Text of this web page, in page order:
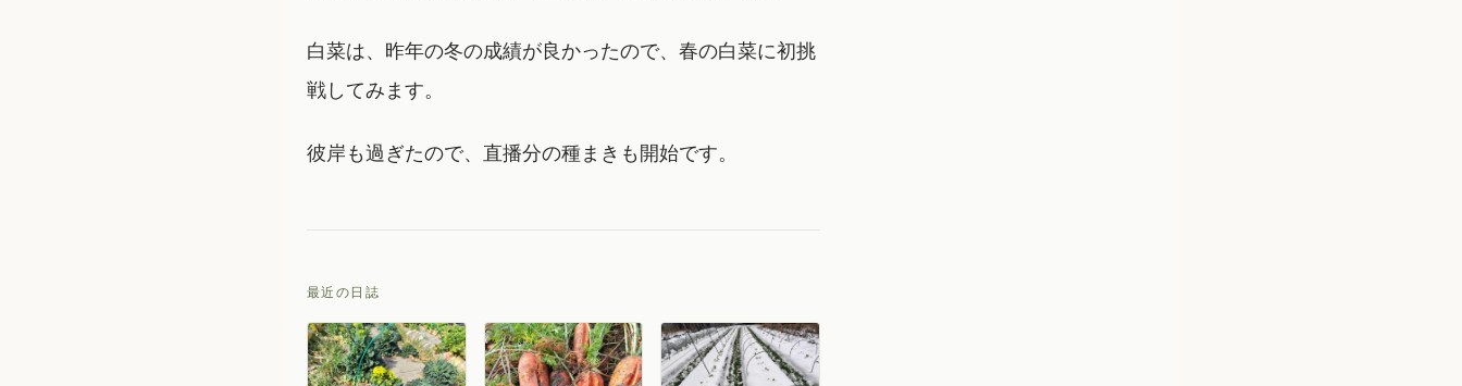
白菜は、昨年の冬の成績が良かったので、春の白菜に初挑
戦してみます。
彼岸も過ぎたので、直播分の種まきも開始です。
最近の日誌